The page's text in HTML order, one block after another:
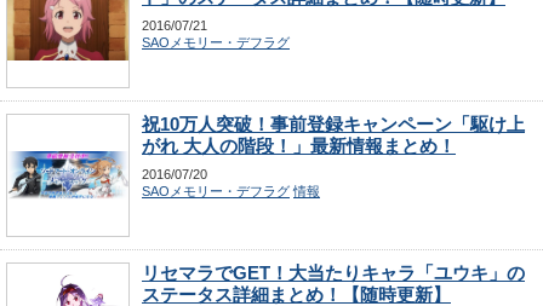
2016/07/21
SAOメモリー・デフラグ
祝10万人突破！事前登録キャンペーン「駆け上
がれ 大人の階段！」最新情報まとめ！
2016/07/20
SAOメモリー・デフラグ 情報
リセマラでGET！大当たりキャラ「ユウキ」の
ステータス詳細まとめ！【随時更新】